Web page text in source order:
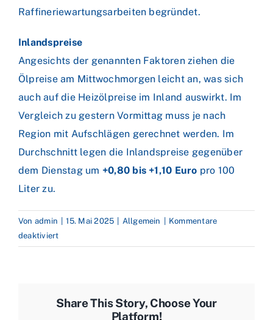
Raffineriewartungsarbeiten begründet.
Inlandspreise
Angesichts der genannten Faktoren ziehen die
Ölpreise am Mittwochmorgen leicht an, was sich
auch auf die Heizölpreise im Inland auswirkt. Im
Vergleich zu gestern Vormittag muss je nach
Region mit Aufschlägen gerechnet werden. Im
Durchschnitt legen die Inlandspreise gegenüber
dem Dienstag um +0,80 bis +1,10 Euro pro 100
Liter zu.
Von admin 15. Mai 2025 Allgemein
Kommentare
deaktiviertfür
Verschnaufpause
–
Share This Story, Choose Your
Platform!